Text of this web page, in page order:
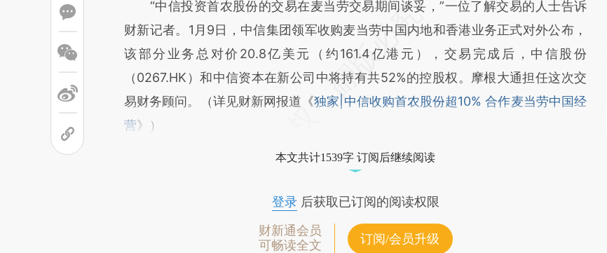
“中信投资首农股份的交易在麦当劳交易期间谈妥，”一位了解交易的人士告诉
财新记者。1月9日，中信集团领军收购麦当劳中国内地和香港业务正式对外公布，
该部分业务总对价20.8亿美元（约161.4亿港元），交易完成后，中信股份
（0267.HK）和中信资本在新公司中将持有共52%的控股权。摩根大通担任这次交
易财务顾问。（详见财新网报道《独家|中信收购首农股份超10% 合作麦当劳中国经
营》）
本文共计1539字 订阅后继续阅读
登录后获取已订阅的阅读权限
财新通会员
可畅读全文
订阅/会员升级